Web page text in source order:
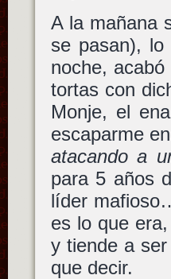
A la mañana
se pasan),
noche,
tortas con
Monje, el
escaparme
atacando a
para 5 años
líder
es lo que
y tiende a
que decir.